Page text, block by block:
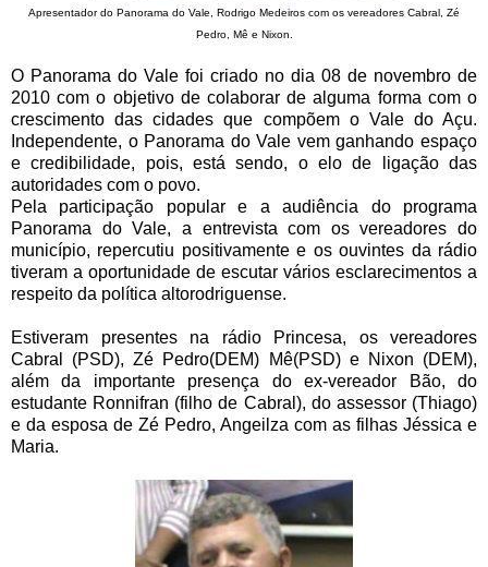
Apresentador do Panorama do Vale, Rodrigo Medeiros com os vereadores Cabral, Zé
Pedro, Mê e Nixon.
O Panorama do Vale foi criado no dia 08 de novembro de
2010 com o objetivo de colaborar de alguma forma com o
crescimento das cidades que compõem o Vale do Açu.
Independente, o Panorama do Vale vem ganhando espaço
e credibilidade, pois, está sendo, o elo de ligação das
autoridades com o povo.
Pela participação popular e a audiência do programa
Panorama do Vale, a entrevista com os vereadores do
município, repercutiu positivamente e os ouvintes da rádio
tiveram a oportunidade de escutar vários esclarecimentos a
respeito da política altorodriguense.
Estiveram presentes na rádio Princesa, os vereadores
Cabral (PSD), Zé Pedro(DEM) Mê(PSD) e Nixon (DEM),
além da importante presença do ex-vereador Bão, do
estudante Ronnifran (filho de Cabral), do assessor (Thiago)
e da esposa de Zé Pedro, Angeilza com as filhas Jéssica e
Maria.